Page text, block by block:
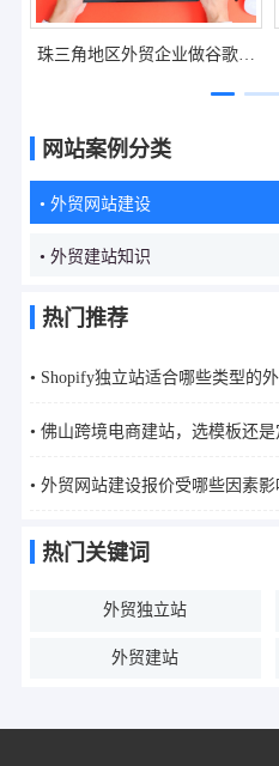
珠三角地区外贸企业做谷歌推
网站案例分类
• 外贸网站建设
• 外贸建站知识
热门推荐
• Shopify独立站适合哪些类型的
• 佛山跨境电商建站，选模板还
• 外贸网站建设报价受哪些因素
热门关键词
外贸独立站
外贸建站